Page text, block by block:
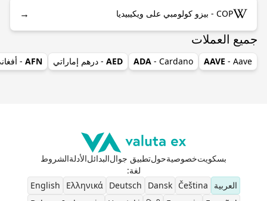
COP - بيزو كولومبي على ويكيبيديا →
جميع العملات
AAVE - Aave
ADA - Cardano
AED - درهم إماراتي AFN
-
بسكويتخصوصيةحولتطبيق جوالالبدائلالأدلةالشروط
لغة:
العربية
Čeština
Dansk
Deutsch
Ελληνικά
English